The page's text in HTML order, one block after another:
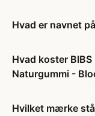
Hvad er navnet
Hvad koster
Naturgummi -
Hvilket mærke